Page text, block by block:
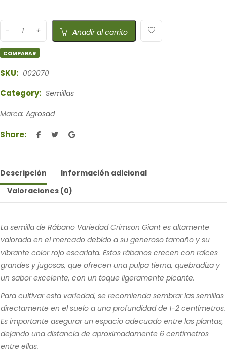
Añadir al carrito
COMPARAR
SKU: 002070
Category: Semillas
Marca: Agrosad
Share:
Descripción
Información adicional
Valoraciones (0)
La semilla de Rábano Variedad Crimson Giant es altamente
valorada en el mercado debido a su generoso tamaño y su
vibrante color rojo escarlata. Estos rábanos crecen con raíces
grandes y jugosas, que ofrecen una pulpa tierna, quebradiza y
un sabor excelente, con un toque ligeramente picante.
Para cultivar esta variedad, se recomienda sembrar las semillas
directamente en el suelo a una profundidad de 1-2 centímetros.
Es importante asegurar un espacio adecuado entre las plantas,
dejando una distancia de aproximadamente 6 centímetros
entre ellas.